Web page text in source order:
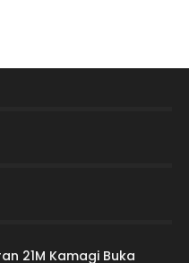
21M Kamagi Buka